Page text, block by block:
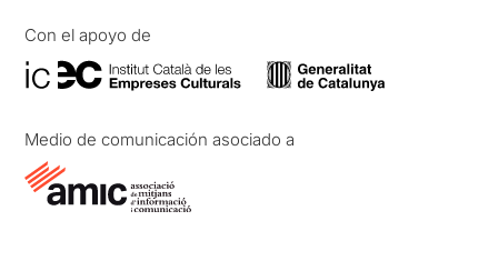
Con el apoyo de
Medio de comunicación asociado a